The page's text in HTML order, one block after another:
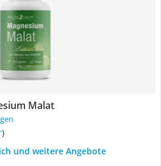
Malat
)
und weitere Angebote